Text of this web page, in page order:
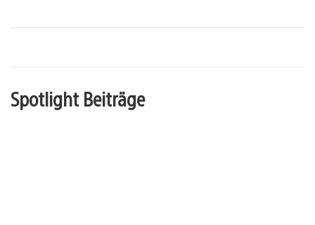
Spotlight Beiträge